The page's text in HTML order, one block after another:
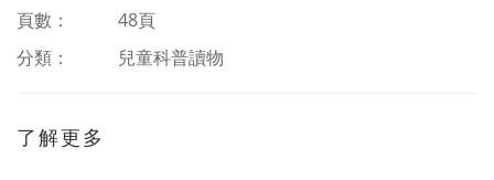
頁數： 48頁
分類：
兒童科普讀物
了解更多